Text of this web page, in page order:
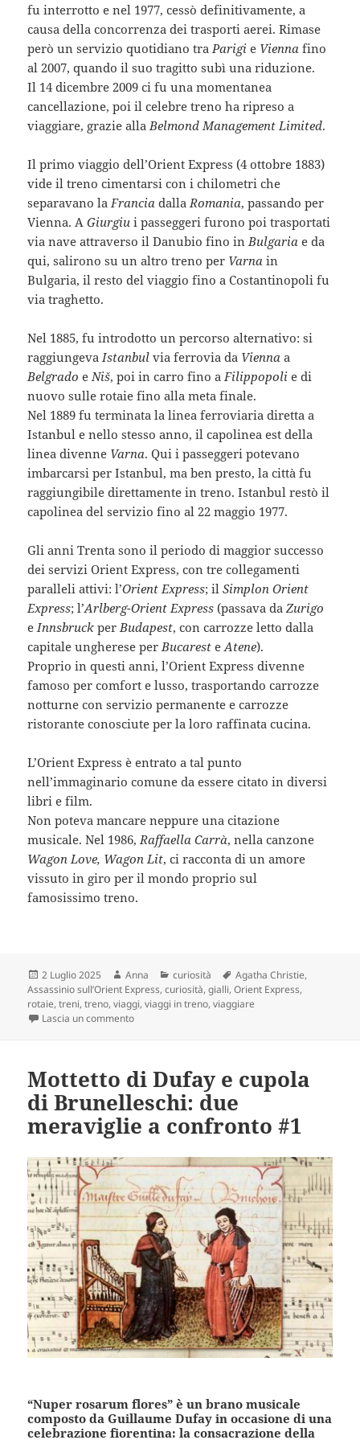
fu interrotto e nel 1977, cessò definitivamente, a
causa della concorrenza dei trasporti aerei. Rimase
però un servizio quotidiano tra Parigie Viennafino
al 2007, quando il suo tragitto subì una riduzione.
Il 14 dicembre 2009 ci fu una momentanea
cancellazione, poi il celebre treno ha ripreso a
viaggiare, grazie alla Belmond Management Limited.
Il primo viaggio dell’Orient Express (4 ottobre 1883)
vide il treno cimentarsi con i chilometri che
separavano la Franciadalla Romania, passando per
Vienna. AGiurgiui passeggeri furono poi trasportati
via nave attraverso il Danubio fino in Bulgariae da
qui, salirono su un altro treno per Varnain
Bulgaria, il resto del viaggio fino a Costantinopoli fu
via traghetto.
Nel 1885, fu introdotto un percorso alternativo: si
raggiungeva Istanbul via ferrovia da Viennaa
Belgradoe Niš, poi in carro fino a Filippopolie di
nuovo sulle rotaie fino alla meta finale.
Nel 1889 fu terminata la linea ferroviaria diretta a
Istanbul e nello stesso anno, il capolinea est della
linea divenne Varna. Qui i passeggeri potevano
imbarcarsi per Istanbul, ma ben presto, la città fu
raggiungibile direttamente in treno. Istanbul restò il
capolinea del servizio fino al 22 maggio 1977.
Gli anni Trenta sono il periodo di maggior successo
dei servizi Orient Express, con tre collegamenti
paralleli attivi: l’Orient Express; ilSimplon Orient
Express; l’Arlberg-Orient Express (passava daZurigo
e Innsbruckper Budapest, con carrozze letto dalla
capitale ungherese per BucaresteAtene).
Proprio in questi anni, l’Orient Express divenne
famoso per comfort e lusso, trasportando carrozze
notturne con servizio permanente e carrozze
ristorante conosciute per la loro raffinata cucina.
L’Orient Express è entrato a tal punto
nell’immaginario comune da essere citato in diversi
libri e film.
Non poteva mancare neppure una citazione
musicale. Nel 1986, Raffaella Carrà, nella canzone
Wagon Love, Wagon Lit, ci racconta di un amore
vissuto in giro per il mondo proprio sul
famosissimo treno.
Scritto
il
2 Luglio 2025 Autore
Anna Categorie
curiosità Tag
Agatha Christie,
Assassinio sull’Orient Express,curiosità,gialli,Orient Express,
rotaie,treni,treno,viaggi,viaggi in treno,viaggiare
Lascia un commentosu Sì, viaggiare, ma sull’Orient Express
Mottetto di Dufay e cupola
di Brunelleschi: due
meraviglie a confronto #1
“Nuper rosarum flores” è un brano musicale
composto da Guillaume Dufay in occasione di una
celebrazione fiorentina: la consacrazione della